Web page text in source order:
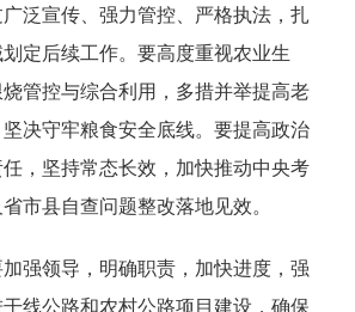
泛宣传、强力管控、严格执法，扎
定后续工作。要高度重视农业生
管控与综合利用，多措并举提高老
决守牢粮食安全底线。要提高政治
，坚持常态长效，加快推动中央考
市县自查问题整改落地见效。
强领导，明确职责，加快进度，强
线公路和农村公路项目建设，确保